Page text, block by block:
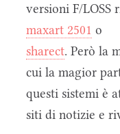
versioni F/LOSS
maxart 2501 o
sharect. Però la
cui la magior
questi sistemi è
siti di notizie e